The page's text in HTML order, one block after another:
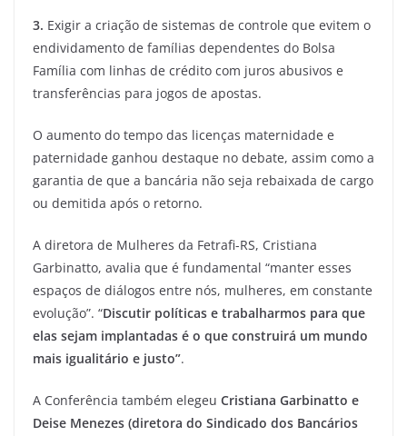
3. Exigir a criação de sistemas de controle que evitem o
endividamento de famílias dependentes do Bolsa
Família com linhas de crédito com juros abusivos e
transferências para jogos de apostas.
O aumento do tempo das licenças maternidade e
paternidade ganhou destaque no debate, assim como a
garantia de que a bancária não seja rebaixada de cargo
ou demitida após o retorno.
A diretora de Mulheres da Fetrafi-RS, Cristiana
Garbinatto, avalia que é fundamental “manter esses
espaços de diálogos entre nós, mulheres, em constante
evolução”. “Discutir políticas e trabalharmos para que
elas sejam implantadas é o que construirá um mundo
mais igualitário e justo”.
A Conferência também elegeu Cristiana Garbinatto e
Deise Menezes (diretora do Sindicado dos Bancários